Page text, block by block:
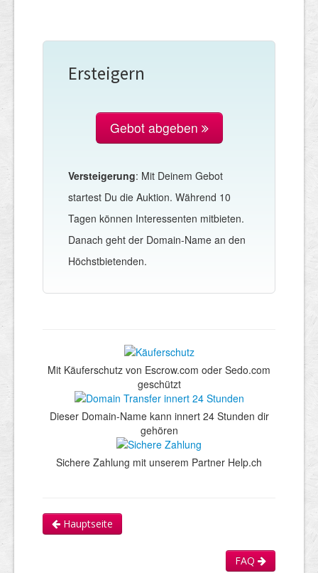
Ersteigern
Gebot abgeben
Versteigerung: Mit Deinem Gebot
startest Du die Auktion. Während 10
Tagen können Interessenten mitbieten.
Danach geht der Domain-Name an den
Höchstbietenden.
Mit Käuferschutz von Escrow.com oder Sedo.com
geschützt
Dieser Domain-Name kann innert 24 Stunden dir
gehören
Sichere Zahlung mit unserem Partner Help.ch
Hauptseite
FAQ